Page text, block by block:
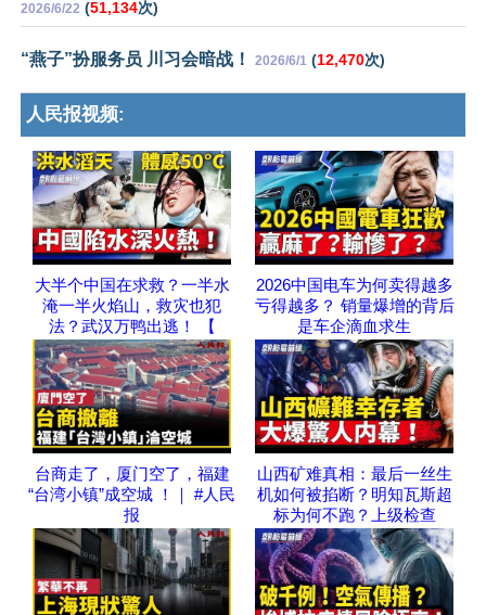
2026/6/22 (51,134次)
“燕子”扮服务员 川习会暗战！ 2026/6/1 (12,470次)
人民报视频:
大半个中国在求救？一半水
淹一半火焰山，救灾也犯
法？武汉万鸭出逃！ 【
2026中国电车为何卖得越多
亏得越多？ 销量爆增的背后
是车企滴血求生
台商走了，厦门空了，福建
“台湾小镇”成空城 ！｜ #人民
报
山西矿难真相：最后一丝生
机如何被掐断？明知瓦斯超
标为何不跑？上级检查